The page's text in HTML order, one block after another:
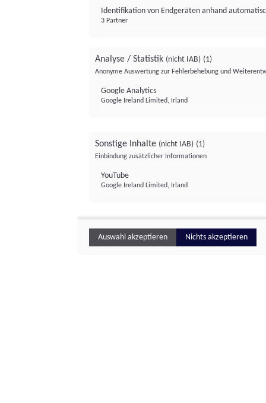
Identifikation von Endgeräten anhand
3 Partner
Analyse / Statistik (nicht IAB) (1)
Anonyme Auswertung zur Fehlerbehebung und
Google Analytics
Google Ireland Limited, Irland
Sonstige Inhalte (nicht IAB) (1)
Einbindung zusätzlicher Informationen
YouTube
Google Ireland Limited, Irland
Auswahl akzeptieren Nichts akzeptieren